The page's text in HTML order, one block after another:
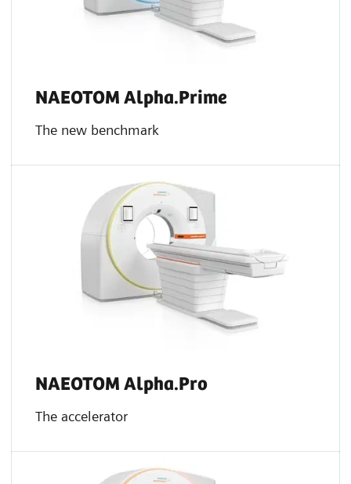
NAEOTOM Alpha.Prime
The new benchmark
NAEOTOM Alpha.Pro
The accelerator